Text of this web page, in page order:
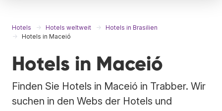
Hotels Hotels weltweit
Hotels in Brasilien
Hotels in Maceió
Hotels in Maceió
Finden Sie Hotels in Maceió in Trabber. Wir
suchen in den Webs der Hotels und